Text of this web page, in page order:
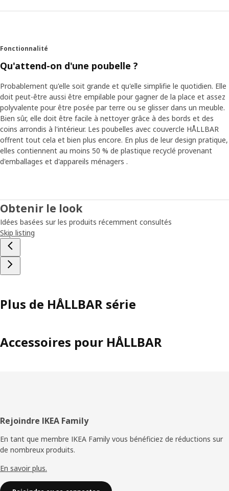
Fonctionnalité
Qu'attend-on d'une poubelle ?
Probablement qu'elle soit grande et qu'elle simplifie le quotidien. Elle
doit peut-être aussi être empilable pour gagner de la place et assez
polyvalente pour être posée par terre ou se glisser dans un meuble.
Bien sûr, elle doit être facile à nettoyer grâce à des bords et des
coins arrondis à l'intérieur. Les poubelles avec couvercle HÅLLBAR
offrent tout cela et bien plus encore. En plus de leur design pratique,
elles contiennent au moins 50 % de plastique recyclé provenant
d'emballages et d'appareils ménagers .
Obtenir le look
Idées basées sur les produits récemment consultés
Skip listing
Plus de HÅLLBAR série
Accessoires pour HÅLLBAR
Pied
de
page
Rejoindre IKEA Family
En tant que membre IKEA Family vous bénéficiez de réductions sur
de nombreux produits.
En savoir plus.